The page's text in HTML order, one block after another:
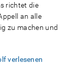
richtet die
an alle
zu machen und
verlesenen